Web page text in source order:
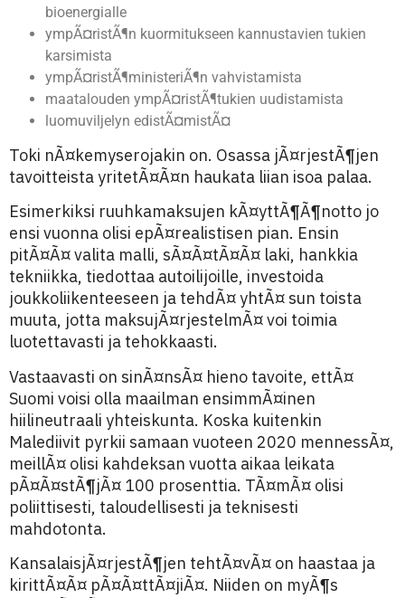
bioenergialle
ympÃ¤ristÃ¶n kuormitukseen kannustavien tukien
karsimista
ympÃ¤ristÃ¶ministeriÃ¶n vahvistamista
maatalouden ympÃ¤ristÃ¶tukien uudistamista
luomuviljelyn edistÃ¤mistÃ¤
Toki nÃ¤kemyserojakin on. Osassa jÃ¤rjestÃ¶jen
tavoitteista yritetÃ¤Ã¤n haukata liian isoa palaa.
Esimerkiksi ruuhkamaksujen kÃ¤yttÃ¶Ã¶notto jo
ensi vuonna olisi epÃ¤realistisen pian. Ensin
pitÃ¤Ã¤ valita malli, sÃ¤Ã¤tÃ¤Ã¤ laki, hankkia
tekniikka, tiedottaa autoilijoille, investoida
joukkoliikenteeseen ja tehdÃ¤ yhtÃ¤ sun toista
muuta, jotta maksujÃ¤rjestelmÃ¤ voi toimia
luotettavasti ja tehokkaasti.
Vastaavasti on sinÃ¤nsÃ¤ hieno tavoite, ettÃ¤
Suomi voisi olla maailman ensimmÃ¤inen
hiilineutraali yhteiskunta. Koska kuitenkin
Malediivit pyrkii samaan vuoteen 2020 mennessÃ¤,
meillÃ¤ olisi kahdeksan vuotta aikaa leikata
pÃ¤Ã¤stÃ¶jÃ¤ 100 prosenttia. TÃ¤mÃ¤ olisi
poliittisesti, taloudellisesti ja teknisesti
mahdotonta.
KansalaisjÃ¤rjestÃ¶jen tehtÃ¤vÃ¤ on haastaa ja
kirittÃ¤Ã¤ pÃ¤Ã¤ttÃ¤jiÃ¤. Niiden on myÃ¶s